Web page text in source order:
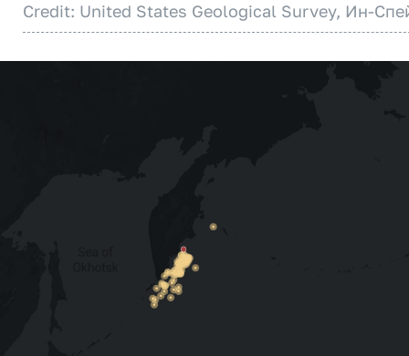
Credit: United States Geological Survey, Ин-